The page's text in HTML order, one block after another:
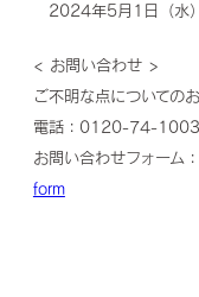
2024年5月1日（水
< お問い合わせ >
ご不明な点についての
電話：0120-74-1003
お問い合わせフォーム：
form